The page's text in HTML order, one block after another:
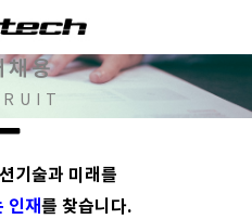
채용
기술과 미래를
인재를 찾습니다.